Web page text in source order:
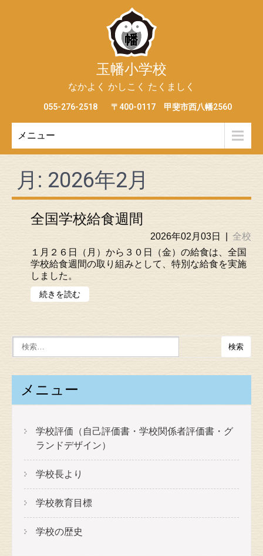
玉幡小学校
なかよく かしこく たくましく
055-276-2518 〒400-0117 甲斐市西八幡2560
メニュー
月: 2026年2月
全国学校給食週間
2026年02月03日
全校
１月２６日（月）から３０日（金）の給食は、全国
学校給食週間の取り組みとして、特別な給食を実施
しました。
続きを読む
メニュー
学校評価（自己評価書・学校関係者評価書・グ
ランドデザイン）
学校長より
学校教育目標
学校の歴史